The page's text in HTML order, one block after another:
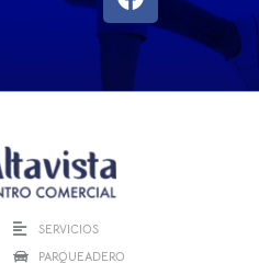
SERVICIOS
PARQUEADERO